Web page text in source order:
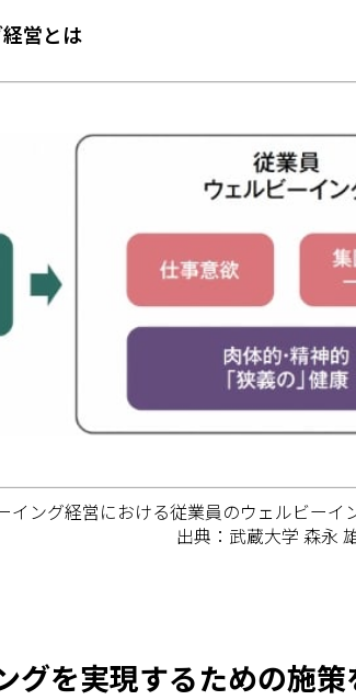
営とは
イング経営における従業員のウェルビーイ
出典：武蔵大学 森永
グを実現するための施